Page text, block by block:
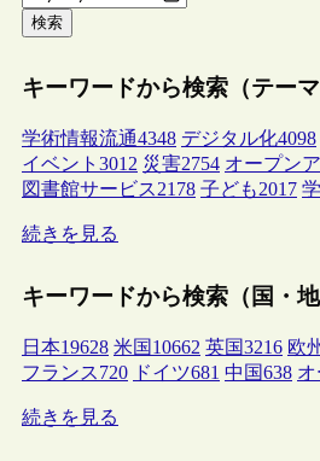
検索
キーワードから検索（テーマ
学術情報流通4348 デジタル化4098
イベント 3012 災害2754 オープン
図書館サービス2178 子ども2017
続きを見る
キーワードから検索（国・地
日本19628 米国 10662 英国3216 欧
フランス720 ドイツ681 中国638
続きを見る